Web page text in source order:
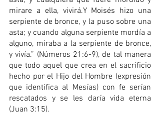
mirare a ella, vivirá.Y Moisés hizo una
serpiente de bronce, y la puso sobre una
asta; y cuando alguna serpiente mordía a
alguno, miraba a la serpiente de bronce,
y vivía.” (Números 21:6-9), de tal manera
que todo aquel que crea en el sacrificio
hecho por el Hijo del Hombre (expresión
que identifica al Mesías) con fe serían
rescatados y se les daría vida eterna
(Juan 3:15).